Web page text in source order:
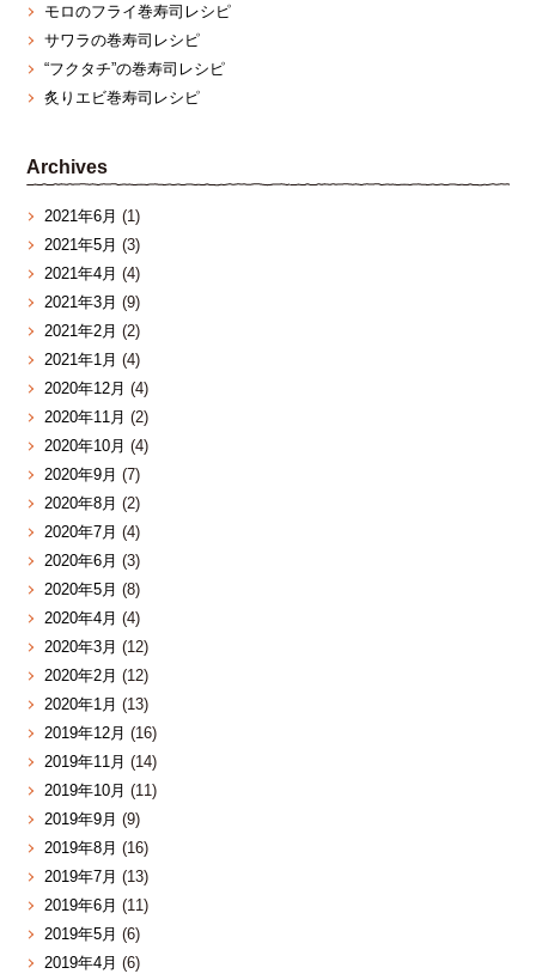
モロのフライ巻寿司レシピ
サワラの巻寿司レシピ
“フクタチ”の巻寿司レシピ
炙りエビ巻寿司レシピ
Archives
2021年6月 (1)
2021年5月 (3)
2021年4月 (4)
2021年3月 (9)
2021年2月 (2)
2021年1月 (4)
2020年12月 (4)
2020年11月 (2)
2020年10月 (4)
2020年9月 (7)
2020年8月 (2)
2020年7月 (4)
2020年6月 (3)
2020年5月 (8)
2020年4月 (4)
2020年3月 (12)
2020年2月 (12)
2020年1月 (13)
2019年12月 (16)
2019年11月 (14)
2019年10月 (11)
2019年9月 (9)
2019年8月 (16)
2019年7月 (13)
2019年6月 (11)
2019年5月 (6)
2019年4月 (6)